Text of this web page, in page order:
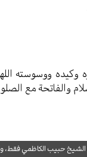
ووسوسته
والفاتحة مع
حبيب الكاظمي فقط،